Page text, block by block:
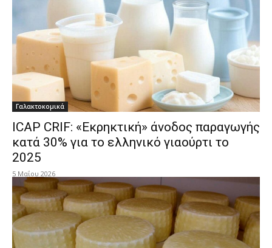
Γαλακτοκομικά
ICAP CRIF: «Εκρηκτική» άνοδος παραγωγής
κατά 30% για το ελληνικό γιαούρτι το
2025
5 Μαΐου 2026